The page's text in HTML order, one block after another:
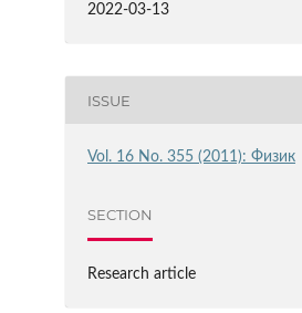
2022-03-13
ISSUE
Vol. 16 No. 355 (2011): Физик
SECTION
Research article